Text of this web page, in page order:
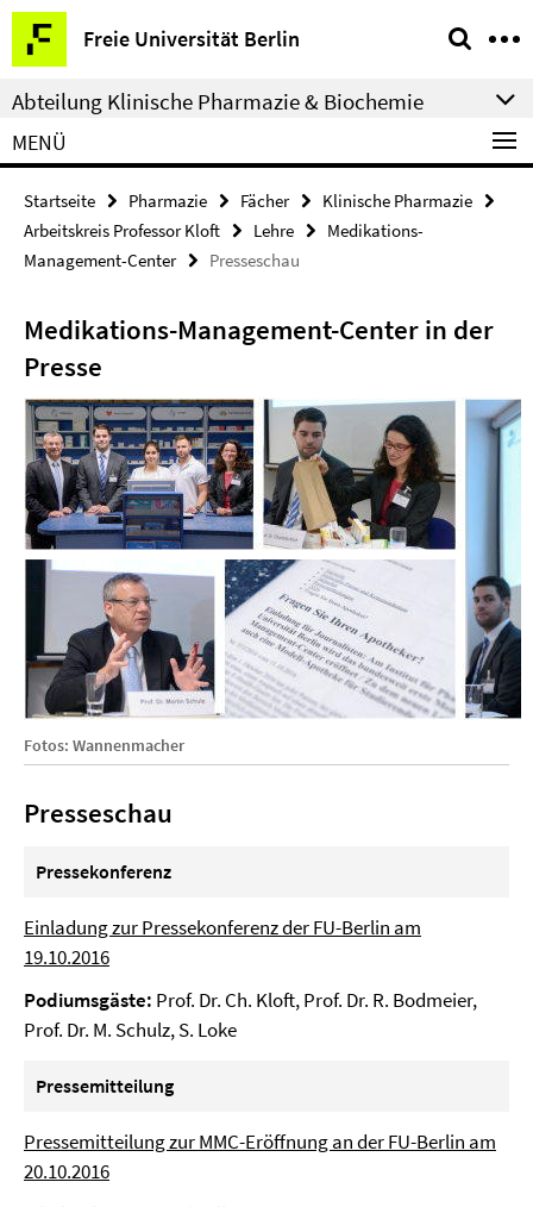
Springe
direkt
zu
Inhalt
Freie Universität Berlin
Service-
Navigation
Abteilung Klinische Pharmazie & Biochemie
MENÜ
Startseite Pharmazie Fächer
Klinische Pharmazie
Arbeitskreis Professor Kloft
Lehre
Medikations-
Management-Center
Presseschau
Medikations-Management-Center in der
Presse
Fotos: Wannenmacher
Presseschau
Pressekonferenz
Einladung zur Pressekonferenz der FU-Berlin am
19.10.2016
Podiumsgäste: Prof. Dr. Ch. Kloft, Prof. Dr. R. Bodmeier,
Prof. Dr. M. Schulz, S. Loke
Pressemitteilung
Pressemitteilung zur MMC-Eröffnung an der FU-Berlin am
20.10.2016